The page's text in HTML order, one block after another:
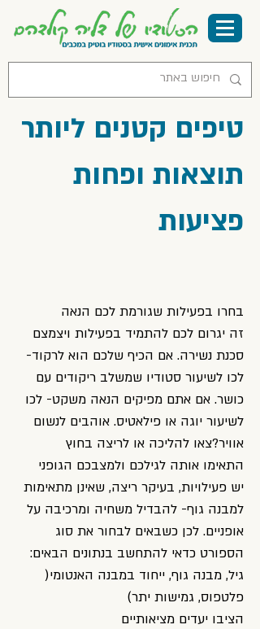
טיפים קטנים ליותר
תוצאות ופחות
פציעות
בחרו בפעילות שגורמת לכם הנאה
זה יגרום לכם להתמיד בפעילות ויצמצם
סכנת נשירה. אם הכיף שלכם הוא לרקוד-
לכו לשיעור סטודיו שמשלב ריקודים עם
כושר. אם אתם מפיקים הנאה משקט- לכו
לשיעור יוגה או פילאטיס. אוהבים לנשום
אוויר?צאו להליכה או לריצה בחוץ
התאימו אותה לגילכם ולמצבכם הגופני
יש פעילויות, בעיקר ריצה, שאינן מתאימות
למבנה גוף- להבדיל משחיה ומרכיבה על
אופניים. לכן כשבאים לבחור את סוג
הספורט כדאי להתחשב בנתונים הבאים:
גיל, מבנה גוף, ייחוד במבנה האנטומי(
פלטפוס, גמישות יתר)
הציבו יעדים מציאותיים